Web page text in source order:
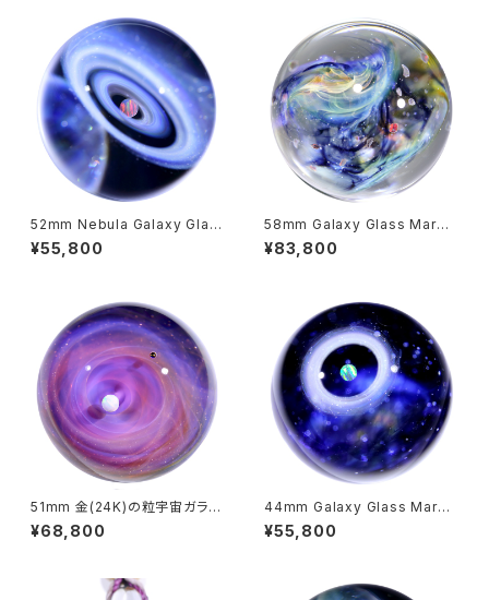
52mm Nebula Galaxy Glas
s Marble 宇宙ガラスマーブル
- オブジェ no.M240
¥55,800
58mm Galaxy Glass Marbl
e with Dual-Sided Design
両面星雲状宇宙ガラスマーブル
¥83,800
51mm 金(24K)の粒宇宙ガラス
¥68,800
44mm Galaxy Glass Marbl
e 宇宙ガラスマーブル - オブジ
ェ no.M250
¥55,800